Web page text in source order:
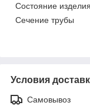
Состояние изделия
Сечение трубы
Условия
Самовывоз